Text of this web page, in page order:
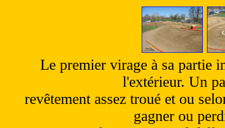
Le premier virage à sa partie
l'extérieur. Un
revêtement assez troué et ou
gagner ou